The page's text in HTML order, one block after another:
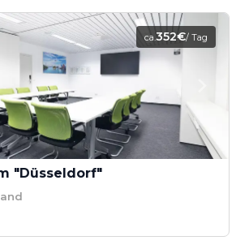
ca.352€/ Tag
"Düsseldorf"